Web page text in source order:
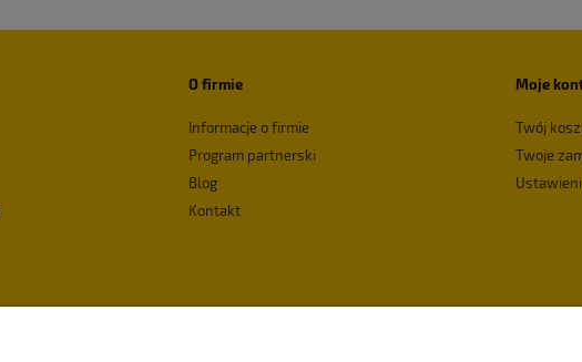
O firmie
Informacje o firmie
Program partnerski
Blog
Kontakt
Moje
Twój
Twoje